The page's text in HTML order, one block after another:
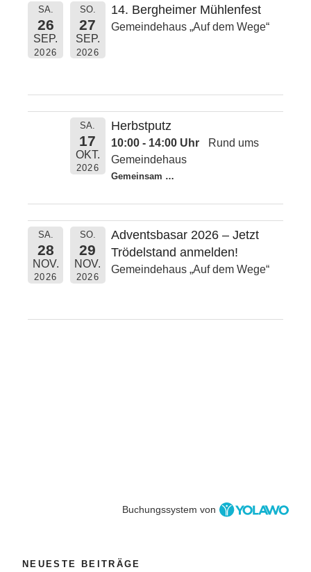
SA.
26
SEP.
2026
SO.
27
SEP.
2026
14. Bergheimer Mühlenfest
Gemeindehaus „Auf dem Wege“
SA.
17
OKT.
2026
Herbstputz
10:00 - 14:00 Uhr
Rund ums
Gemeindehaus
Gemeinsam …
SA.
28
NOV.
2026
SO.
29
NOV.
2026
Adventsbasar 2026 – Jetzt
Trödelstand anmelden!
Gemeindehaus „Auf dem Wege“
Buchungssystem von
NEUESTE BEITRÄGE